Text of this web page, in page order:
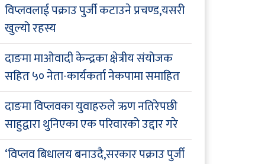
विप्लवलाई पक्राउ पुर्जी कटाउने प्रचण्ड,यसरी
खुल्यो रहस्य
दाङमा माओवादी केन्द्रका क्षेत्रीय संयोजक
सहित ५० नेता-कार्यकर्ता नेकपामा समाहित
दाङमा विप्लवका युवाहरुले ऋण नतिरेपछी
साहुद्वारा थुनिएका एक परिवारको उद्दार गरे
‘विप्लव बिधालय बनाउदै,सरकार पक्राउ पुर्जी